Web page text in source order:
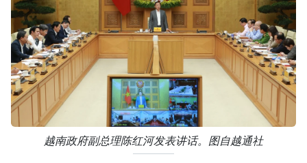
越南政府副总理陈红河发表讲话。图自越通社